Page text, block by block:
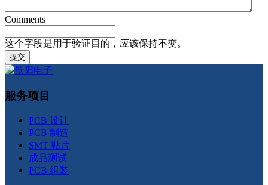
Comments
这个字段是用于验证目的，应该保持不变。
服务项目
PCB 设计
PCB 制造
SMT 贴片
成品测试
PCB 组装